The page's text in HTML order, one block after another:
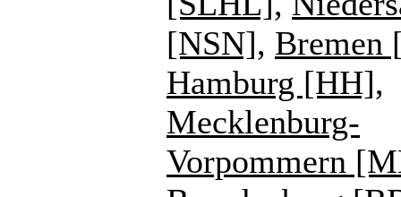
[NSN], Bremen
Hamburg [HH],
Mecklenburg-
Vorpommern